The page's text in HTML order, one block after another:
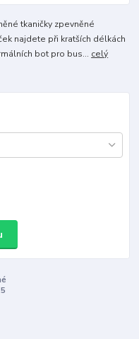
tkaničky zpevněné
najdete při kratších délkách
bot pro bus... celý